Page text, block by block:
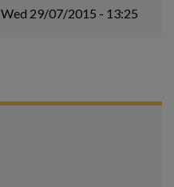
Wed 29/07/2015 - 13:25